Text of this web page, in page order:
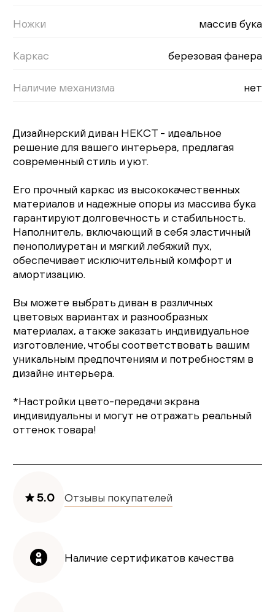
Ножки массив бука
Каркас березовая фанера
Наличие механизма нет
Дизайнерский диван НЕКСТ - идеальное
решение для вашего интерьера, предлагая
современный стиль и уют.
Его прочный каркас из высококачественных
материалов и надежные опоры из массива бука
гарантируют долговечность и стабильность.
Наполнитель, включающий в себя эластичный
пенополиуретан и мягкий лебяжий пух,
обеспечивает исключительный комфорт и
амортизацию.
Вы можете выбрать диван в различных
цветовых вариантах и разнообразных
материалах, а также заказать индивидуальное
изготовление, чтобы соответствовать вашим
уникальным предпочтениям и потребностям в
дизайне интерьера.
*Настройки цвето-передачи экрана
индивидуальны и могут не отражать реальный
оттенок товара!
5.0 Отзывы покупателей
Наличие сертификатов качества